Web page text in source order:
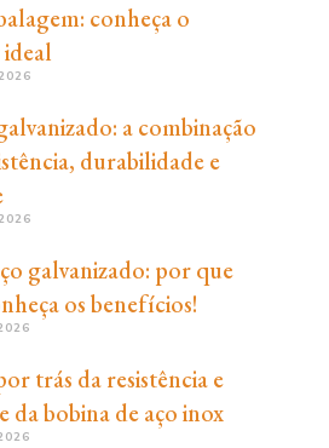
conheça o
a combinação
durabilidade e
galvanizado: por que
os benefícios!
trás da resistência e
da bobina de aço inox